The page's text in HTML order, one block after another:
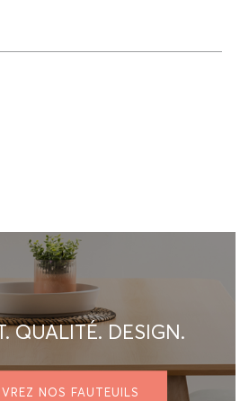
QUALITÉ. DESIGN.
NOS FAUTEUILS